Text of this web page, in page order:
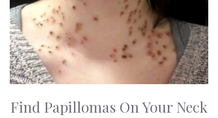
Find Papillomas On Your Neck